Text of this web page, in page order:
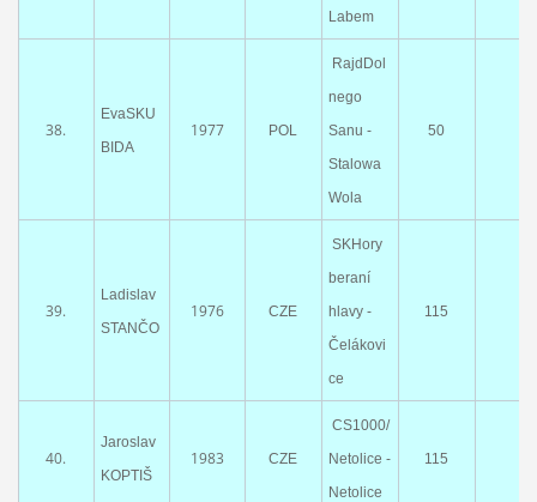
Labem
38.
EvaSKU
BIDA
1977 POL
RajdDol
nego
Sanu -
Stalowa
Wola
50
39.
Ladislav
STANČO
1976 CZE
SKHory
beraní
hlavy -
Čelákovi
ce
115
40.
Jaroslav
KOPTIŠ
1983 CZE
CS1000/
Netolice -
Netolice
115